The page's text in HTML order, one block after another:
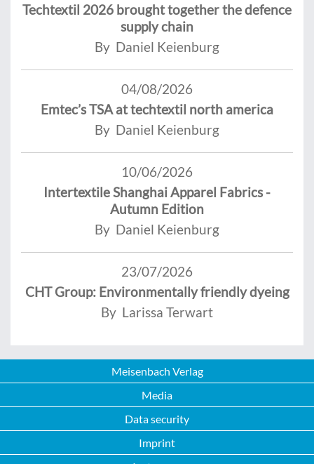
Techtextil 2026 brought together the defence
supply chain
By Daniel Keienburg
04/08/2026
Emtec’s TSA at techtextil north america
By Daniel Keienburg
10/06/2026
Intertextile Shanghai Apparel Fabrics -
Autumn Edition
By Daniel Keienburg
23/07/2026
CHT Group: Environmentally friendly dyeing
By Larissa Terwart
Meisenbach Verlag
Media
Data security
Imprint